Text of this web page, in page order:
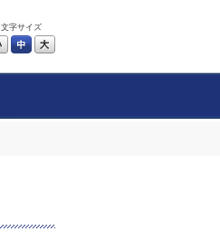
文字サイズ
小 中